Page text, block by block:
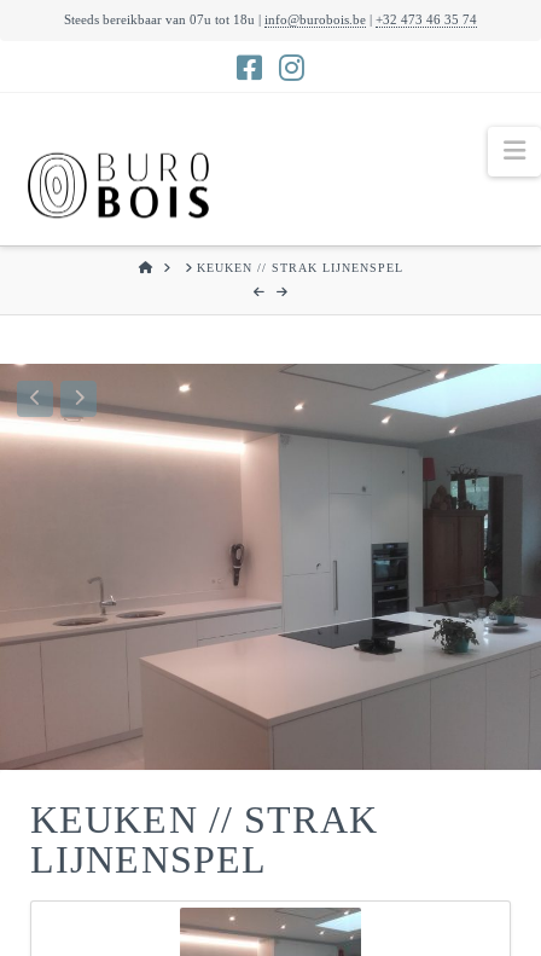
Steeds bereikbaar van 07u tot 18u | info@burobois.be | +32 473 46 35 74
HOME KEUKEN // STRAK LIJNENSPEL
KEUKEN // STRAK
LIJNENSPEL